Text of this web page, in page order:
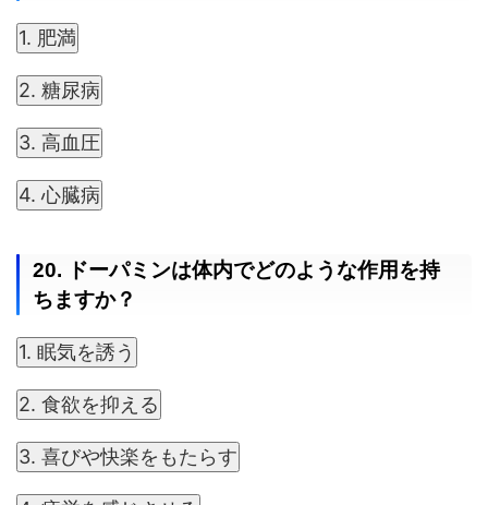
1. 肥満
2. 糖尿病
3. 高血圧
4. 心臓病
20. ドーパミンは体内でどのような作用を持
ちますか？
1. 眠気を誘う
2. 食欲を抑える
3. 喜びや快楽をもたらす